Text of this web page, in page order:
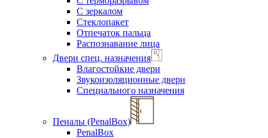
С зеркалом
Стеклопакет
Отпечаток пальца
Распознавание лица
Двери спец. назначения
Влагостойкие двери
Звукоизоляционные двери
Специального назначения
Пеналы (PenalBox)
PenalBox